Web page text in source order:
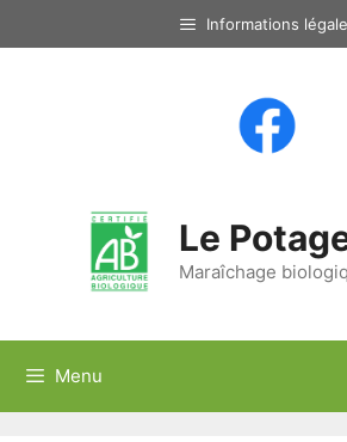
au
Informations
Le
Maraîchage
Menu